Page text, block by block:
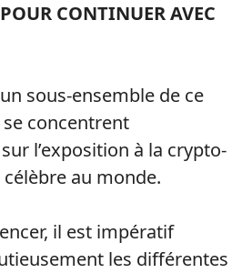
CONTINUER AVEC
sous-ensemble de ce
concentrent
l’exposition à la crypto-
au monde.
il est impératif
les différentes